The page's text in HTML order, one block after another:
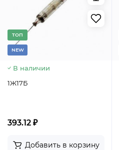
TОП
NEW
В наличии
1Ж17Б
393.12 ₽
Добавить в корзину